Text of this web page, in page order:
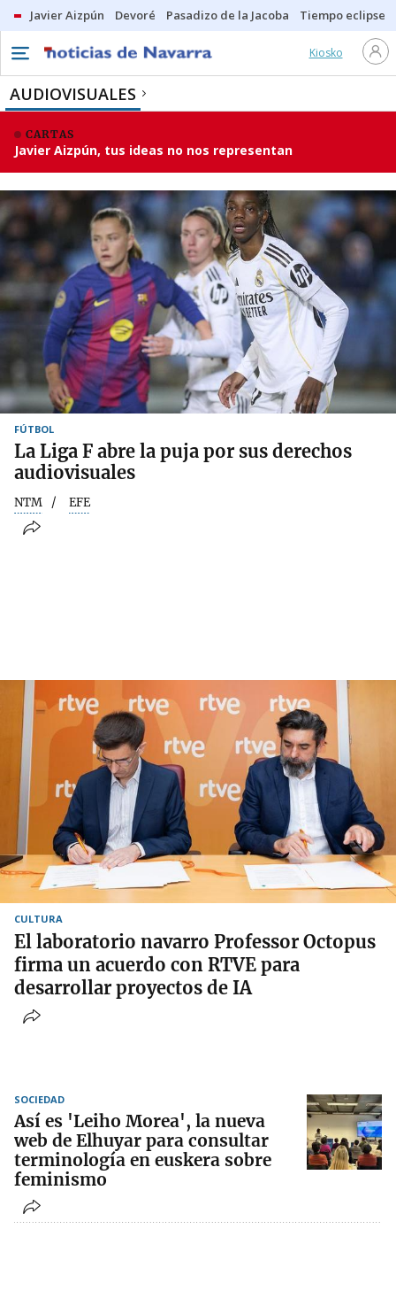
Javier Aizpún Devoré Pasadizo de la Jacoba Tiempo eclipse
Kiosko
AUDIOVISUALES
CARTAS
Javier Aizpún, tus ideas no nos representan
FÚTBOL
La Liga F abre la puja por sus derechos
audiovisuales
NTM EFE
CULTURA
El laboratorio navarro Professor Octopus
firma un acuerdo con RTVE para
desarrollar proyectos de IA
SOCIEDAD
Así es 'Leiho Morea', la nueva
web de Elhuyar para consultar
terminología en euskera sobre
feminismo